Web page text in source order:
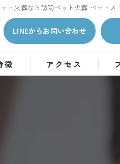
ト火葬なら訪問ペット火葬 ペット
LINEからお問い合わせ
徴 アクセス